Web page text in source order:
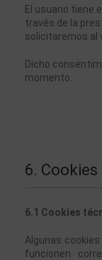
El usuario tiene
través de la
solicitaremos al
Dicho
momento.
6. Cookies
6.1 Cookies
Algunas
funcionen